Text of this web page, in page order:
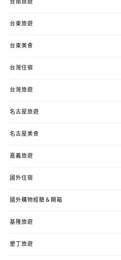
台南旅遊
台東旅遊
台東美食
台灣住宿
台灣旅遊
名古屋旅遊
名古屋美食
嘉義旅遊
國外住宿
國外購物經驗＆開箱
基隆旅遊
墾丁旅遊